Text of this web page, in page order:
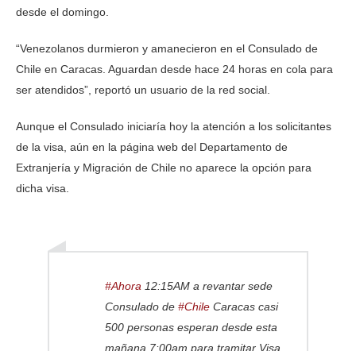
desde el domingo.
“Venezolanos durmieron y amanecieron en el Consulado de
Chile en Caracas. Aguardan desde hace 24 horas en cola para
ser atendidos”, reportó un usuario de la red social.
Aunque el Consulado iniciaría hoy la atención a los solicitantes
de la visa, aún en la página web del Departamento de
Extranjería y Migración de Chile no aparece la opción para
dicha visa.
#Ahora 12:15AM a revantar sede
Consulado de #Chile Caracas casi
500 personas esperan desde esta
mañana 7:00am para tramitar Visa